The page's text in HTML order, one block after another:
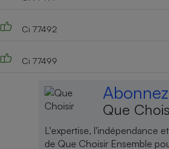
Ci 77492
Ci 77499
Que
L'expertise, l'indépendance
de Que Choisir Ensemble